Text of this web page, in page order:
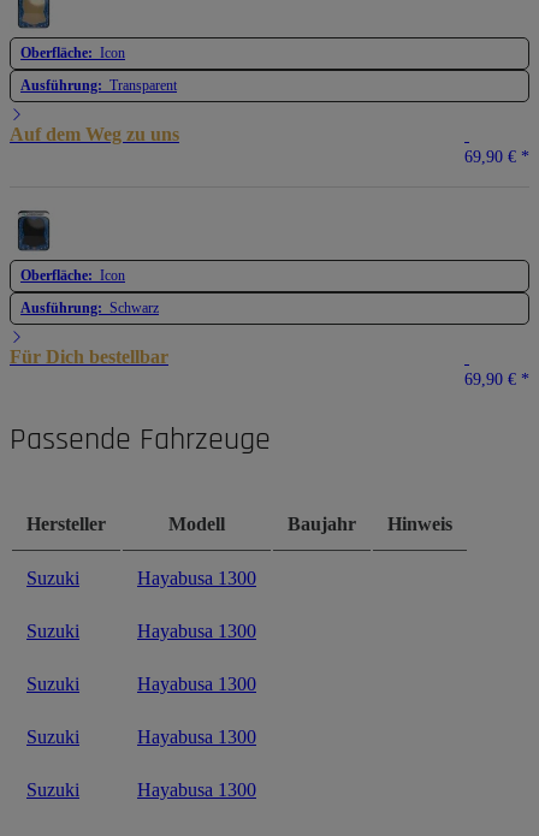
Oberfläche: Icon
Ausführung: Transparent
Auf dem Weg zu uns
69,90 € *
Oberfläche: Icon
Ausführung: Schwarz
Für Dich bestellbar
69,90 € *
Passende Fahrzeuge
Hersteller Modell Baujahr Hinweis
Suzuki Hayabusa 1300
Suzuki Hayabusa 1300
Suzuki Hayabusa 1300
Suzuki Hayabusa 1300
Suzuki Hayabusa 1300